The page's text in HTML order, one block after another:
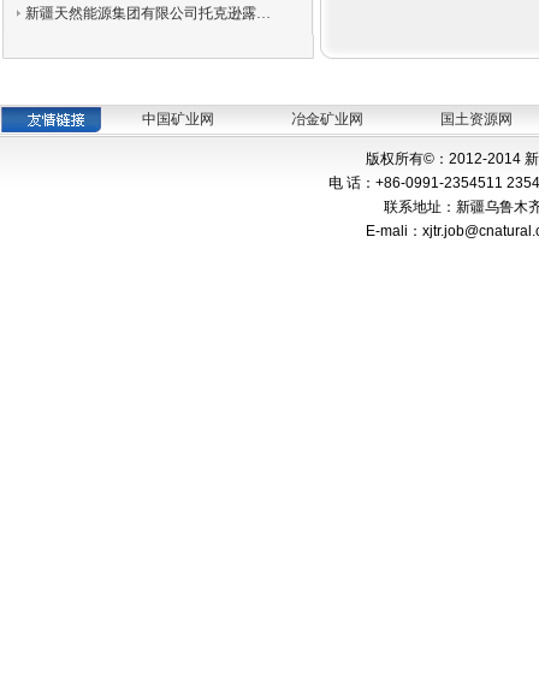
新疆天然能源集团有限公司托克逊露…
中国矿业网 冶金矿业网 国土资源网
版权所有©：2012-2014
电 话：+86-0991-2354511
联系地址：新疆乌鲁木
E-mali：